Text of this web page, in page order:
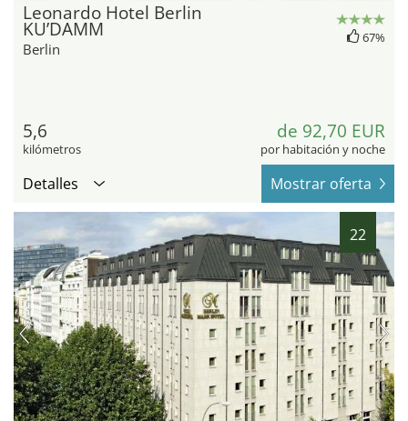
Leonardo Hotel Berlin
KU’DAMM
Berlin
67%
5,6
kilómetros
de 92,70 EUR
por habitación y noche
Detalles Mostrar oferta
22